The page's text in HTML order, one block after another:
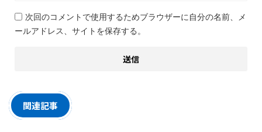
次回のコメントで使用するためブラウザーに自分の名前、メ
ールアドレス、サイトを保存する。
関連記事